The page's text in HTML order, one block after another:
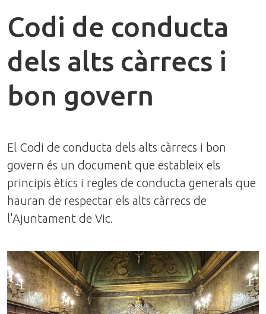
Codi de conducta
dels alts càrrecs i
bon govern
El Codi de conducta dels alts càrrecs i bon
govern és un document que estableix els
principis ètics i regles de conducta generals que
hauran de respectar els alts càrrecs de
l'Ajuntament de Vic.